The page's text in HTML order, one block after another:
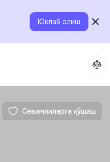
Юклаб олиш
Севимлиларга қўшиш